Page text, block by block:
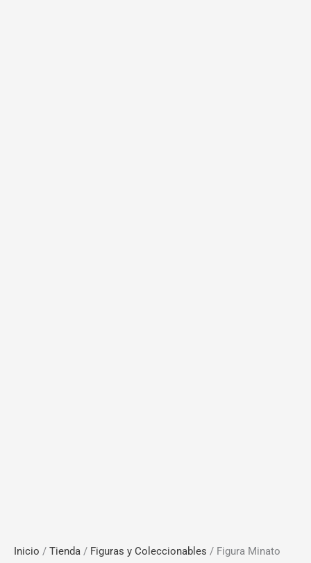
Inicio / Tienda / Figuras y Coleccionables / Figura Minato